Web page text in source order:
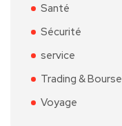
Santé
Sécurité
service
Trading & Bourse
Voyage